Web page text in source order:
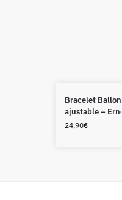
Bracelet
ajustable –
24,90€